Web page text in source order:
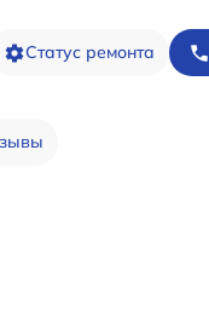
Статус ремонта